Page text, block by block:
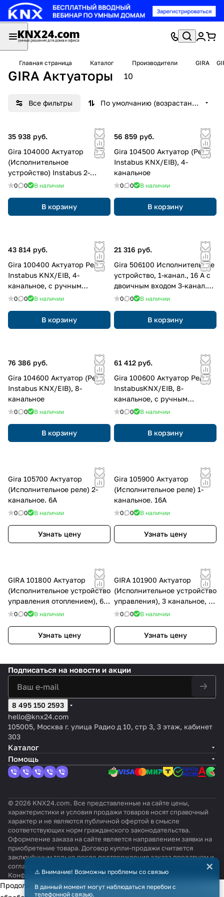
Главная страница Каталог Производители GIRA
GIRA Актуаторы 10
Все фильтры По умолчанию (возрастание)
35 938 руб.
Gira 104000 Актуатор
(Исполнительное
устройство) Instabus 2-
канальное, 16А
0 0 В наличии
В корзину
56 859 руб.
Gira 104500 Актуатор (Реле
Instabus KNX/EIB), 4-
канальное
0 0 В наличии
В корзину
43 814 руб.
Gira 100400 Актуатор Реле
Instabus KNX/EIB, 4-
канальное, с ручным
управлением
0 0 В наличии
В корзину
21 316 руб.
Gira 506100 Исполнительное
устройство, 1-канал., 16 A с
двоичным входом 3-канал.
для Gira One и KNX
0 0 В наличии
В корзину
76 386 руб.
Gira 104600 Актуатор (Реле
Instabus KNX/EIB), 8-
канальное
0 0 В наличии
В корзину
61 412 руб.
Gira 100600 Актуатор Реле
InstabusKNX/EIB, 8-
канальное, с ручным
управлением 100600
0 0 В наличии
В корзину
Gira 105700 Актуатор
(Исполнительное реле) 2-
канальное. 6А
0 0 В наличии
Узнать цену
Gira 105900 Актуатор
(Исполнительное реле) 1-
канальное. 16А
0 0 В наличии
Узнать цену
GIRA 101800 Актуатор
(Исполнительное устройство
управления отоплением), 6
канальное
0 0 В наличии
Узнать цену
GIRA 101900 Актуатор
(Исполнительное устройство
управления), 3 канальное, 1-
10 В
0 0 В наличии
Узнать цену
Подписаться на новости и акции
8 495 150 2593
hello@knx24.com
105005, Москва г. улица Радио д 10, стр 3, 3 этаж, кабинет
303
Каталог
Помощь
© 2026 KNX24.com. Все представленные на сайте цены,
характеристики и условия продажи товаров носят справочный
характер и не являются публичной офертой в смысле
соответствующих норм гражданского законодательства.
Оформление заказа на сайте является направлением заявки на
приобретение товара. Договор купли-продажи считается
заключённым только после подтверждения заказа продавцом и
согласования всех условий.
КонфиденциальностьОферта
⚠️ Внимание! Возможны проблемы со связью
В данный момент могут наблюдаться перебои с
телефонной связью.
×
Продолжая использовать наш сайт, вы даёте согласие на